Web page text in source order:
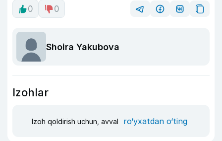
0 0
Shoira Yakubova
Izohlar
Izoh qoldirish uchun, avval ro‘yxatdan o‘ting